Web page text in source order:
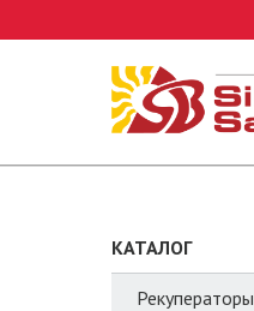
КАТАЛОГ
Рекуператоры